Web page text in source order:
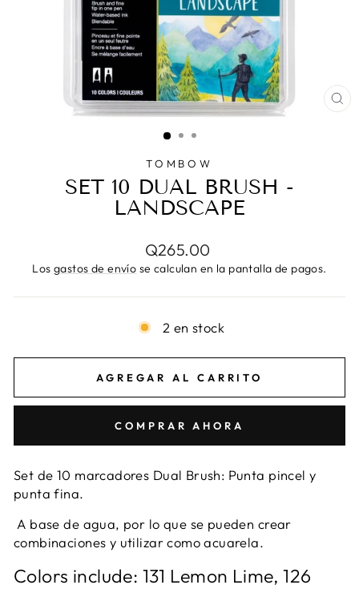
TOMBOW
SET 10 DUAL BRUSH -
LANDSCAPE
Precio
habitual
Q265.00
Losgastos de envío se calculan en la pantalla de pagos.
2 en stock
AGREGAR AL CARRITO
COMPRAR AHORA
Set de 10 marcadores Dual Brush: Punta pincel y
punta fina.
A base de agua, por lo que se pueden crear
combinaciones y utilizar como acuarela.
Colors include: 131 Lemon Lime, 126